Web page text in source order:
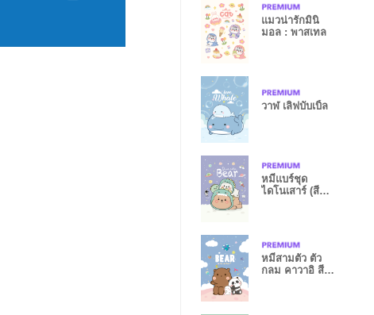
แมวน่ารักมินิ
มอล : พาสเทล
วาฬ เลิฟบับเบิ้ล
หมีแบร์ชุด
ไดโนเสาร์ (สี
หมีสามตัว ตัว
กลม คาวาอิ สี